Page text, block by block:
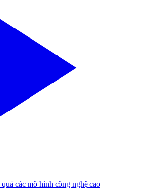
các mô hình công nghệ cao